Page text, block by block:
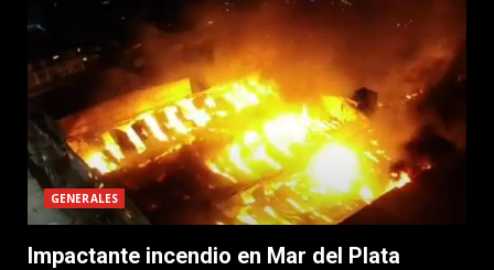
GENERALES
Impactante incendio en Mar del Plata